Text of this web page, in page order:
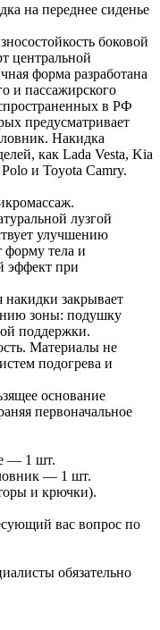
на переднее сиденье
боковой
центральной
форма разработана
и пассажирского
в РФ
предусматривает
Накидка
как Lada Vesta, Kia
и Toyota Camry.
лузгой
улучшению
форму тела и
эффект при
закрывает
зоны: подушку
поддержки.
Материалы не
подогрева и
основание
первоначальное
— 1 шт.
— 1 шт.
и крючки).
вас вопрос по
обязательно